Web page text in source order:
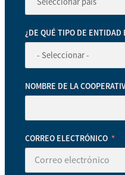
¿DE QUÉ TIPO DE ENTIDAD
NOMBRE DE LA
CORREO ELECTRÓNICO